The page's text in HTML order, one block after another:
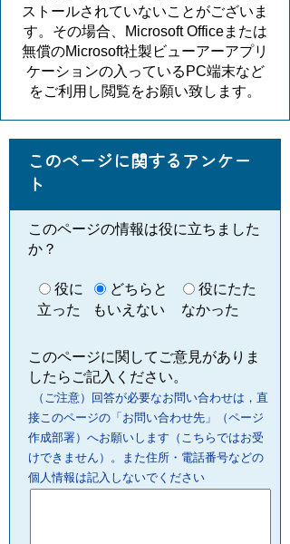
ストールされていないことがございま
す。その場合、Microsoft Officeまたは
無償のMicrosoft社製ビューアーアプリ
ケーションの入っているPC端末など
をご利用し閲覧をお願い致します。
このページに関するアンケー
ト
このページの情報は役に立ちました
か？
役に
立った
どちらと
もいえない
役にたた
なかった
このページに関してご意見がありま
したらご記入ください。
（ご注意）回答が必要なお問い合わせは，直
接このページの「お問い合わせ先」（ページ
作成部署）へお願いします（こちらではお受
けできません）。また住所・電話番号などの
個人情報は記入しないでください